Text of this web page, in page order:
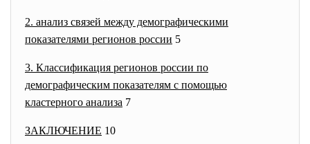
2. анализ связей между демографическими
показателями регионов россии 5
3. Классификация регионов россии по
демографическим показателям с помощью
кластерного анализа 7
ЗАКЛЮЧЕНИЕ 10